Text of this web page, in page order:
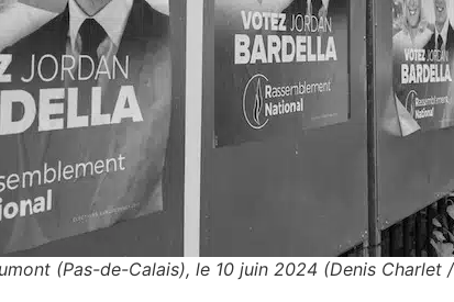
(Pas-de-Calais), le 10 juin 2024 (Denis Charlet